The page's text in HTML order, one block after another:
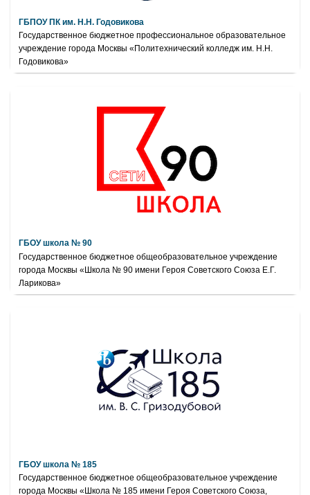
ГБПОУ ПК им. Н.Н. Годовикова
Государственное бюджетное профессиональное образовательное
учреждение города Москвы «Политехнический колледж им. Н.Н.
Годовикова»
ГБОУ школа № 90
Государственное бюджетное общеобразовательное учреждение
города Москвы «Школа № 90 имени Героя Советского Союза Е.Г.
Ларикова»
ГБОУ школа № 185
Государственное бюджетное общеобразовательное учреждение
города Москвы «Школа № 185 имени Героя Советского Союза,